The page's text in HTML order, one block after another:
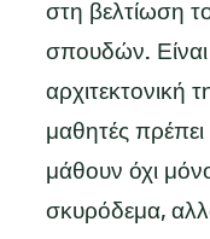
στη βελτίωση
σπουδών.
αρχιτεκτονική
μαθητές πρέπει
μάθουν όχι
σκυρόδεμα,